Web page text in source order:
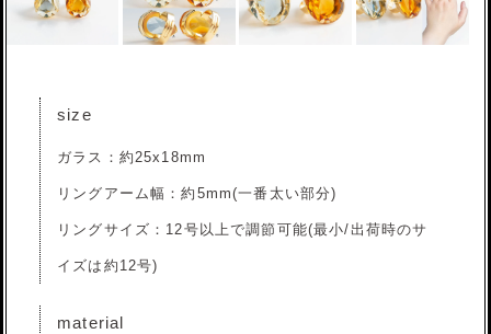
size
ガラス：約25x18mm
リングアーム幅：約5mm(一番太い部分)
リングサイズ：12号以上で調節可能(最小/出荷時のサ
イズは約12号)
material